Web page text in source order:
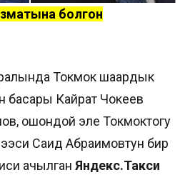
болгон
Токмок шаардык
басары Кайрат Чокеев
ошондой эле Токмоктогу
Саид Абраимовтун бир
ачылган Яндекс.Такси